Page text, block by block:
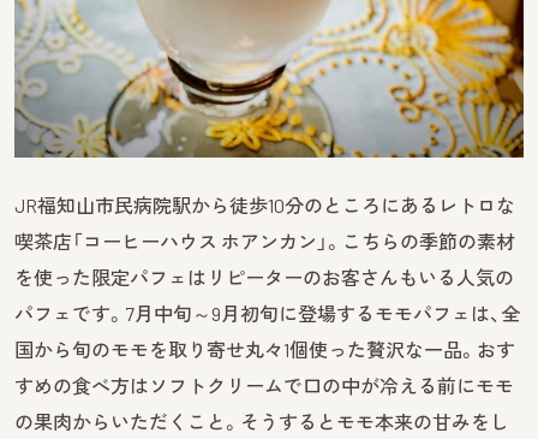
JR福知山市民病院駅から徒歩10分のところにあるレトロな
喫茶店「コーヒーハウス ホアンカン」。こちらの季節の素材
を使った限定パフェはリピーターのお客さんもいる人気の
パフェです。7月中旬～9月初旬に登場するモモパフェは、全
国から旬のモモを取り寄せ丸々1個使った贅沢な一品。おす
すめの食べ方はソフトクリームで口の中が冷える前にモモ
の果肉からいただくこと。そうするとモモ本来の甘みをし